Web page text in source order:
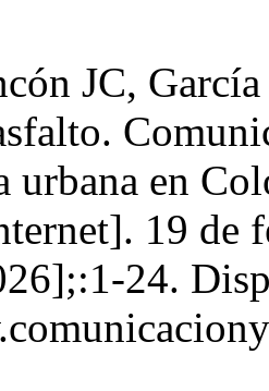
JC,
urbana en
19 de
24.